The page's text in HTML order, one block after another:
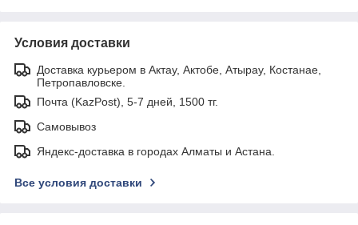
Условия доставки
Доставка курьером в Актау, Актобе, Атырау, Костанае,
Петропавловске.
Почта (KazPost), 5-7 дней, 1500 тг.
Самовывоз
Яндекс-доставка в городах Алматы и Астана.
Все условия доставки